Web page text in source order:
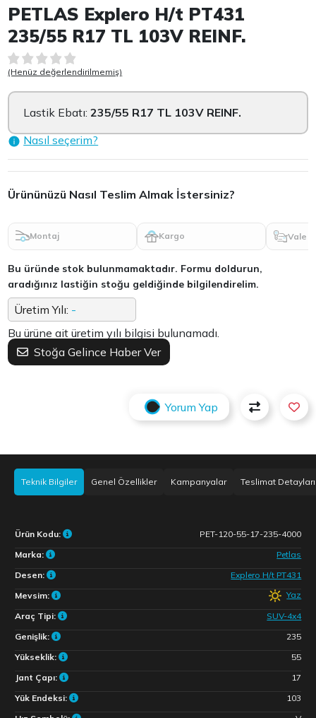
Item 1 of 1
PETLAS Explero H/t PT431
235/55 R17 TL 103V REINF.
(Henüz değerlendirilmemiş)
Lastik Ebatı:235/55 R17 TL 103V REINF.
Nasıl seçerim?
Ürününüzü Nasıl Teslim Almak İstersiniz?
Montaj Kargo Vale
Bu üründe stok bulunmamaktadır. Formu doldurun,
aradığınız lastiğin stoğu geldiğinde bilgilendirelim.
Üretim Yılı: -
Bu ürüne ait üretim yılı bilgisi bulunamadı.
Stoğa Gelince Haber Ver
Yorum Yap
Teknik Bilgiler Genel Özellikler Kampanyalar Teslimat Detayları
Ürün Kodu:
PET-120-55-17-235-4000
Marka:
Petlas
Desen:
Explero H/t PT431
Mevsim:
Yaz
Araç Tipi:
SUV-4x4
Genişlik:
235
Yükseklik:
55
Jant Çapı:
17
Yük Endeksi:
103